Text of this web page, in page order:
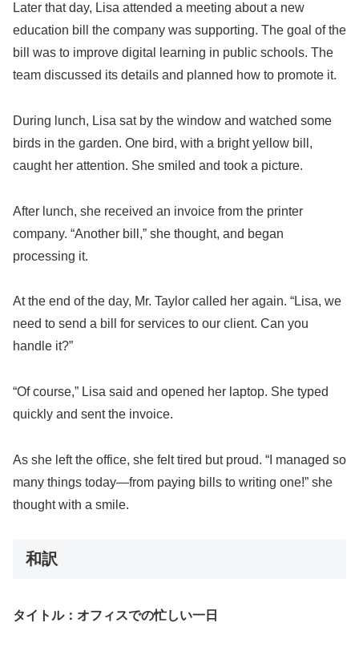
Later that day, Lisa attended a meeting about a new
education bill the company was supporting. The goal of the
bill was to improve digital learning in public schools. The
team discussed its details and planned how to promote it.
During lunch, Lisa sat by the window and watched some
birds in the garden. One bird, with a bright yellow bill,
caught her attention. She smiled and took a picture.
After lunch, she received an invoice from the printer
company. “Another bill,” she thought, and began
processing it.
At the end of the day, Mr. Taylor called her again. “Lisa, we
need to send a bill for services to our client. Can you
handle it?”
“Of course,” Lisa said and opened her laptop. She typed
quickly and sent the invoice.
As she left the office, she felt tired but proud. “I managed so
many things today—from paying bills to writing one!” she
thought with a smile.
和訳
タイトル：オフィスでの忙しい一日